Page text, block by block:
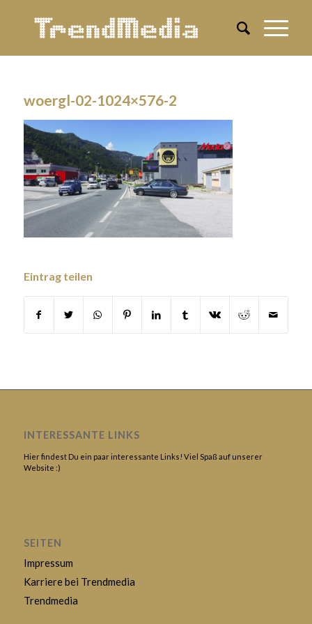
woergl-02-1024×576-2
Eintrag teilen
INTERESSANTE LINKS
Hier findest Du ein paar interessante Links! Viel Spaß auf unserer
Website :)
SEITEN
Impressum
Karriere bei Trendmedia
Trendmedia